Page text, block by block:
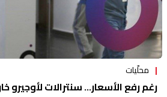
محلّيات
رغم رفع الأسعار... سنترالات لأوجيرو